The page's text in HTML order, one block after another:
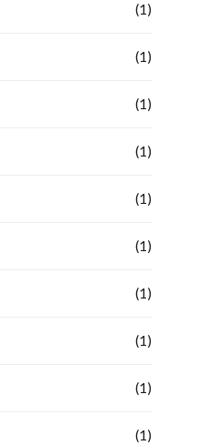
(1)
(1)
(1)
(1)
(1)
(1)
(1)
(1)
(1)
(1)